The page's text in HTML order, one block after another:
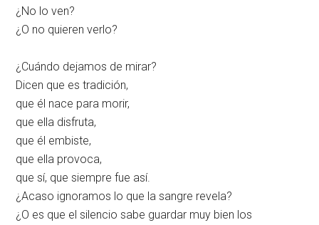
¿No lo ven?
¿O no quieren verlo?
¿Cuándo dejamos de mirar?
Dicen que es tradición,
que él nace para morir,
que ella disfruta,
que él embiste,
que ella provoca,
que sí, que siempre fue así.
¿Acaso ignoramos lo que la sangre revela?
¿O es que el silencio sabe guardar muy bien los